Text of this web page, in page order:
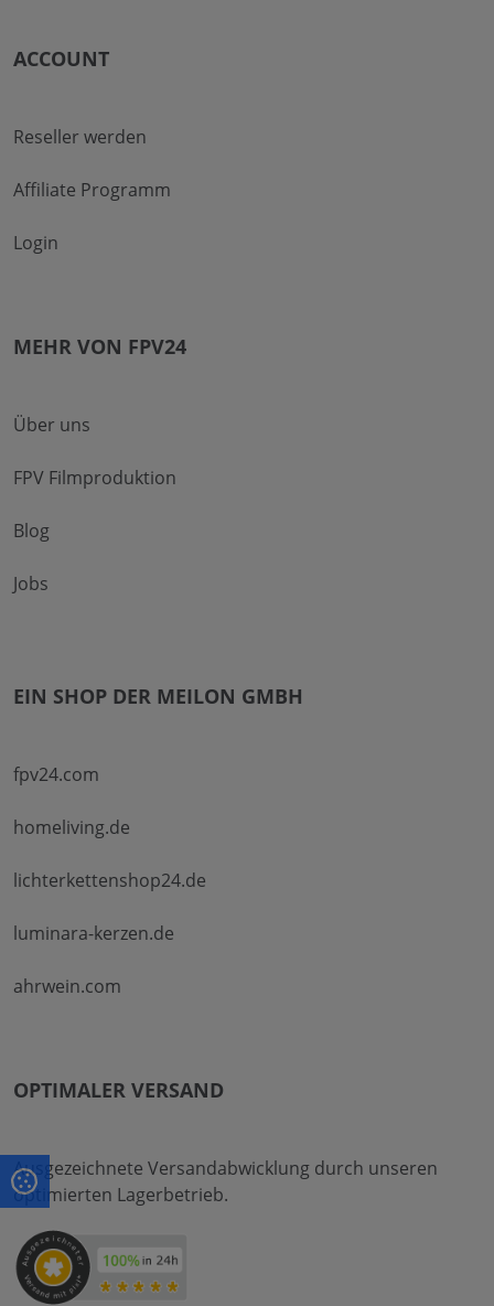
ACCOUNT
Reseller werden
Affiliate Programm
Login
MEHR VON FPV24
Über uns
FPV Filmproduktion
Blog
Jobs
EIN SHOP DER MEILON GMBH
fpv24.com
homeliving.de
lichterkettenshop24.de
luminara-kerzen.de
ahrwein.com
OPTIMALER VERSAND
Ausgezeichnete Versandabwicklung durch unseren
optimierten Lagerbetrieb.